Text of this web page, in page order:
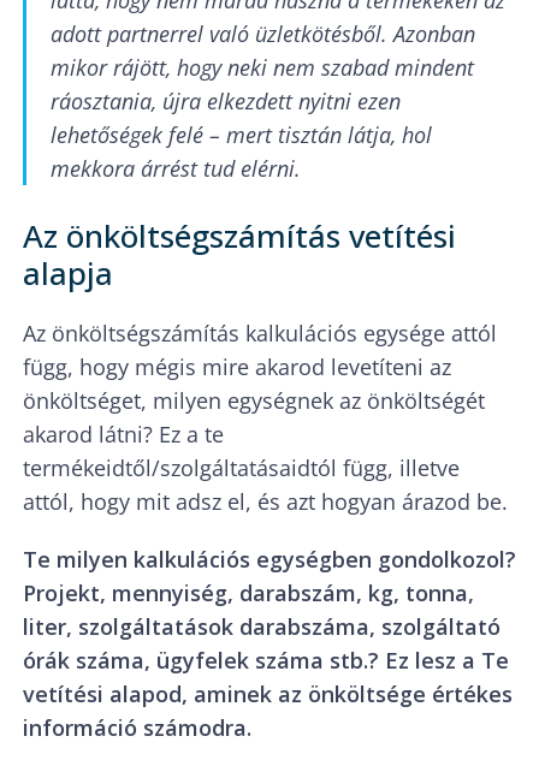
adott partnerrel való üzletkötésből. Azonban
mikor rájött, hogy neki nem szabad mindent
ráosztania, újra elkezdett nyitni ezen
lehetőségek felé – mert tisztán látja, hol
mekkora árrést tud elérni.
Az önköltségszámítás vetítési
alapja
Az önköltségszámítás kalkulációs egysége attól
függ, hogy mégis mire akarod levetíteni az
önköltséget, milyen egységnek az önköltségét
akarod látni? Ez a te
termékeidtől/szolgáltatásaidtól függ, illetve
attól, hogy mit adsz el, és azt hogyan árazod be.
Te milyen kalkulációs egységben gondolkozol?
Projekt, mennyiség, darabszám, kg, tonna,
liter, szolgáltatások darabszáma, szolgáltató
órák száma, ügyfelek száma stb.? Ez lesz a Te
vetítési alapod, aminek az önköltsége értékes
információ számodra.